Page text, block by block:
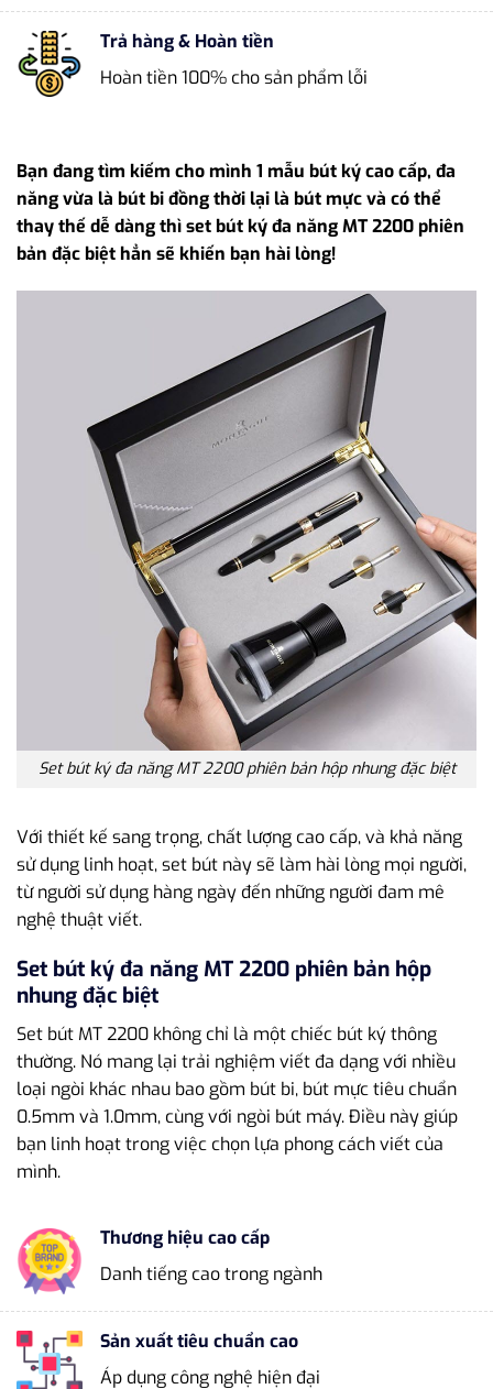
Trả hàng & Hoàn tiền
Hoàn tiền 100% cho sản phẩm lỗi
Bạn đang tìm kiếm cho mình 1 mẫu bút ký cao cấp, đa
năng vừa là bút bi đồng thời lại là bút mực và có thể
thay thế dễ dàng thì set bút ký đa năng MT 2200 phiên
bản đặc biệt hẳn sẽ khiến bạn hài lòng!
Set bút ký đa năng MT 2200 phiên bản hộp nhung đặc biệt
Với thiết kế sang trọng, chất lượng cao cấp, và khả năng
sử dụng linh hoạt, set bút này sẽ làm hài lòng mọi người,
từ người sử dụng hàng ngày đến những người đam mê
nghệ thuật viết.
Set bút ký đa năng MT 2200 phiên bản hộp
nhung đặc biệt
Set bút MT 2200 không chỉ là một chiếc bút ký thông
thường. Nó mang lại trải nghiệm viết đa dạng với nhiều
loại ngòi khác nhau bao gồm bút bi, bút mực tiêu chuẩn
0.5mm và 1.0mm, cùng với ngòi bút máy. Điều này giúp
bạn linh hoạt trong việc chọn lựa phong cách viết của
mình.
Thương hiệu cao cấp
Danh tiếng cao trong ngành
Sản xuất tiêu chuẩn cao
Áp dụng công nghệ hiện đại